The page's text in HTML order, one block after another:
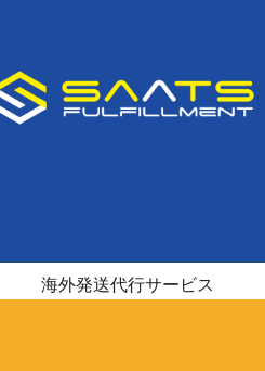
海外発送代行サービス